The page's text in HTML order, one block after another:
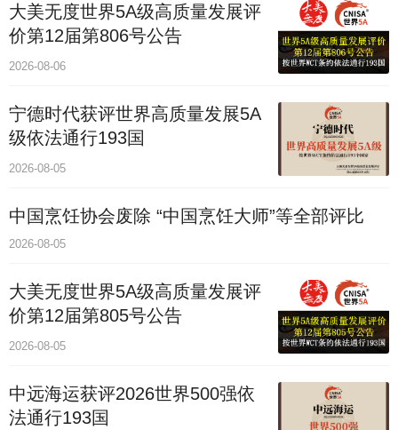
大美无度世界5A级高质量发展评
价第12届第806号公告
2026-08-06
宁德时代获评世界高质量发展5A
级依法通行193国
2026-08-05
中国烹饪协会废除 “中国烹饪大师”等全部评比
2026-08-05
大美无度世界5A级高质量发展评
价第12届第805号公告
2026-08-05
中远海运获评2026世界500强依
法通行193国